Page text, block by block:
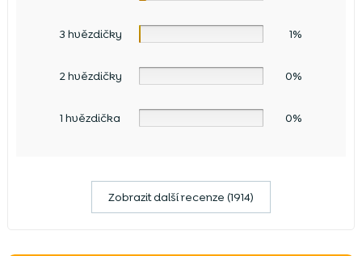
3 hvězdičky 1%
2 hvězdičky 0%
1 hvězdička 0%
Zobrazit další recenze (1914)